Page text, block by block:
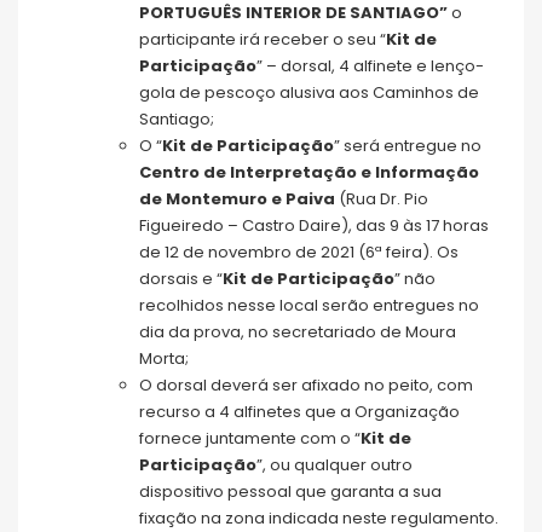
PORTUGUÊS INTERIOR DE SANTIAGO”o
participante irá receber o seu “Kit de
Participação” – dorsal, 4 alfinete e lenço-
gola de pescoço alusiva aos Caminhos de
Santiago;
O “Kit de Participação” será entregue no
Centro de Interpretação e Informação
de Montemuro e Paiva (Rua Dr. Pio
Figueiredo – Castro Daire), das 9 às 17 horas
de 12 de novembro de 2021 (6ª feira). Os
dorsais e “Kit de Participação” não
recolhidos nesse local serão entregues no
dia da prova, no secretariado de Moura
Morta;
O dorsal deverá ser afixado no peito, com
recurso a 4 alfinetes que a Organização
fornece juntamente com o “Kit de
Participação”, ou qualquer outro
dispositivo pessoal que garanta a sua
fixação na zona indicada neste regulamento.